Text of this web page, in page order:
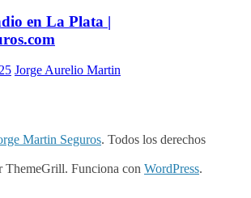
en La Plata |
Jorge Aurelio Martin
Martin Seguros. Todos los derechos
ThemeGrill. Funciona con WordPress.